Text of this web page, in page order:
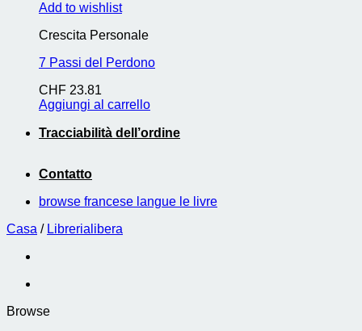
Add to wishlist
Crescita Personale
7 Passi del Perdono
CHF 23.81
Aggiungi al carrello
Tracciabilità dell’ordine
Contatto
browse francese langue le livre
Casa / Librerialibera
Browse